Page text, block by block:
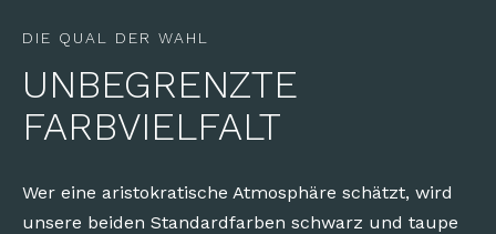
DIE QUAL DER WAHL
UNBEGRENZTE
FARBVIELFALT
Wer eine aristokratische Atmosphäre schätzt, wird
unsere beiden Standardfarben schwarz und taupe